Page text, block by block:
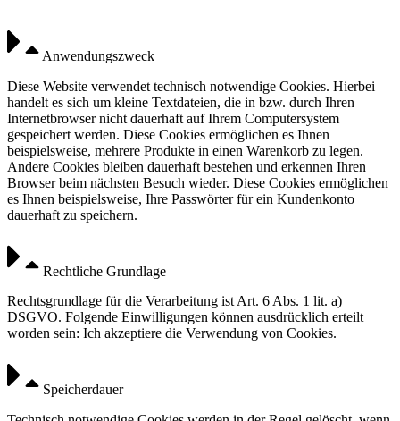
Anwendungszweck
Diese Website verwendet technisch notwendige Cookies. Hierbei
handelt es sich um kleine Textdateien, die in bzw. durch Ihren
Internetbrowser nicht dauerhaft auf Ihrem Computersystem
gespeichert werden. Diese Cookies ermöglichen es Ihnen
beispielsweise, mehrere Produkte in einen Warenkorb zu legen.
Andere Cookies bleiben dauerhaft bestehen und erkennen Ihren
Browser beim nächsten Besuch wieder. Diese Cookies ermöglichen
es Ihnen beispielsweise, Ihre Passwörter für ein Kundenkonto
dauerhaft zu speichern.
Rechtliche Grundlage
Rechtsgrundlage für die Verarbeitung ist Art. 6 Abs. 1 lit. a)
DSGVO. Folgende Einwilligungen können ausdrücklich erteilt
worden sein: Ich akzeptiere die Verwendung von Cookies.
Speicherdauer